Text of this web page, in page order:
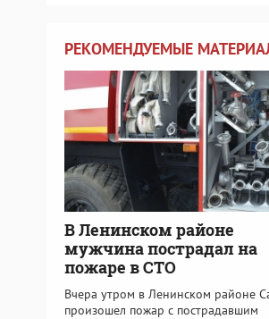
РЕКОМЕНДУЕМЫЕ
В Ленинском районе
мужчина пострадал на
пожаре в СТО
Вчера утром в Ленинском районе
произошел пожар с пострадавшим